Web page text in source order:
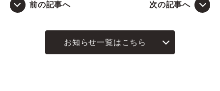
前の記事へ 次の記事へ
お知らせ一覧はこちら